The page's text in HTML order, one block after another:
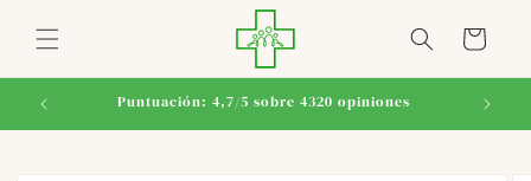
directamente
al contenido
Carrito
Puntuación: 4,7/5 sobre 4320 opiniones